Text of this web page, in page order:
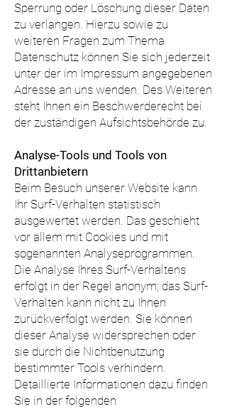
Sperrung oder Löschung dieser Daten
zu verlangen. Hierzu sowie zu
weiteren Fragen zum Thema
Datenschutz können Sie sich jederzeit
unter der im Impressum angegebenen
Adresse an uns wenden. Des Weiteren
steht Ihnen ein Beschwerderecht bei
der zuständigen Aufsichtsbehörde zu.
Analyse-Tools und Tools von
Drittanbietern
Beim Besuch unserer Website kann
Ihr Surf-Verhalten statistisch
ausgewertet werden. Das geschieht
vor allem mit Cookies und mit
sogenannten Analyseprogrammen.
Die Analyse Ihres Surf-Verhaltens
erfolgt in der Regel anonym; das Surf-
Verhalten kann nicht zu Ihnen
zurückverfolgt werden. Sie können
dieser Analyse widersprechen oder
sie durch die Nichtbenutzung
bestimmter Tools verhindern.
Detaillierte Informationen dazu finden
Sie in der folgenden